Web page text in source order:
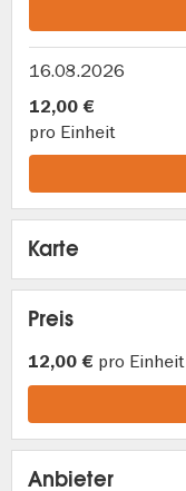
16.08.2026
12,00 €
pro Einheit
Karte
Preis
12,00 € pro Einheit
Anbieter